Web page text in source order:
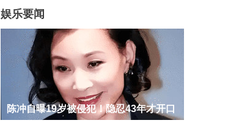
娱乐要闻
陈冲自曝19岁被侵犯！隐忍43年才开口